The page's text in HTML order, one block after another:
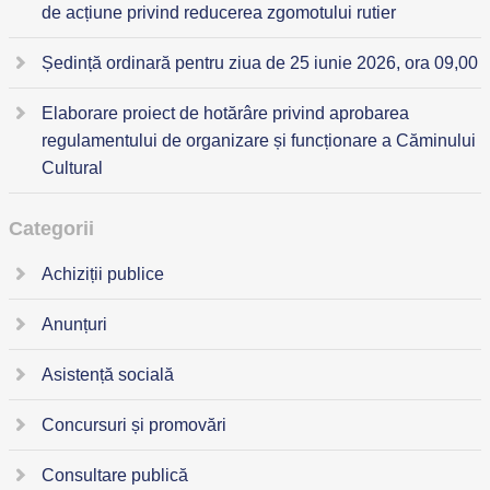
de acțiune privind reducerea zgomotului rutier
Ședință ordinară pentru ziua de 25 iunie 2026, ora 09,00
Elaborare proiect de hotărâre privind aprobarea
regulamentului de organizare și funcționare a Căminului
Cultural
Categorii
Achiziții publice
Anunțuri
Asistență socială
Concursuri și promovări
Consultare publică